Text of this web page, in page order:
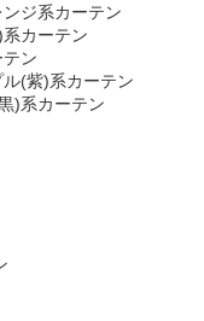
ジ系カーテン
カーテン
ン
(紫)系カーテン
)系カーテン